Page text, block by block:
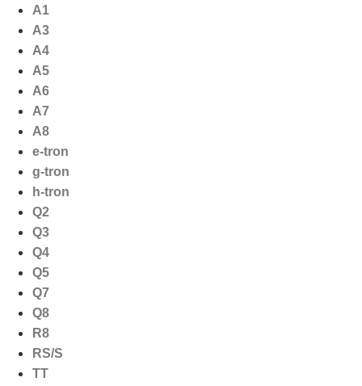
naar
inhoud
A1
A3
A4
A5
A6
A7
A8
e-tron
g-tron
h-tron
Q2
Q3
Q4
Q5
Q7
Q8
R8
RS/S
TT